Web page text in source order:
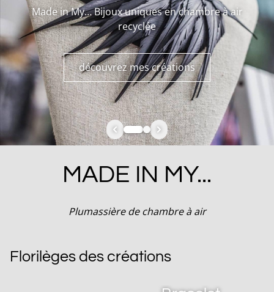
Made in My… Bijoux uniques en chambre à air
recyclée
découvrez mes créations
MADE IN MY...
Plumassière de chambre à air
Florilèges des créations